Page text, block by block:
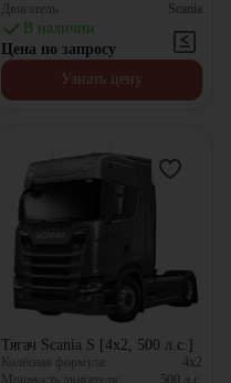
Двигатель:
Scania
В наличии
Цена по запросу
Узнать цену
Тягач Scania S [4x2, 500 л.с.]
Колёсная формула:
4x2
Мощность двигателя:
500 л.с.